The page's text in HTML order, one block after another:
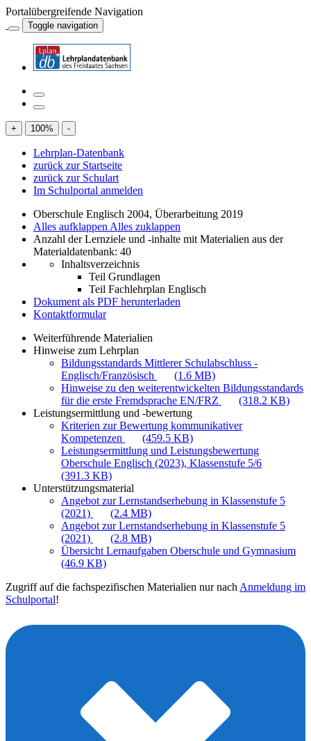
Portalübergreifende Navigation
Toggle navigation
+ 100% -
Lehrplan-Datenbank
zurück zur Startseite
zurück zur Schulart
Im Schulportal anmelden
Oberschule Englisch 2004, Überarbeitung 2019
Alles aufklappen Alles zuklappen
Anzahl der Lernziele und -inhalte mit Materialien aus der
Materialdatenbank: 40
Inhaltsverzeichnis
Teil Grundlagen
Teil Fachlehrplan Englisch
Dokument als PDF herunterladen
Kontaktformular
Weiterführende Materialien
Hinweise zum Lehrplan
Bildungsstandards Mittlerer Schulabschluss -
Englisch/Französisch
(1.6 MB)
Hinweise zu den weiterentwickelten Bildungsstandards
für die erste Fremdsprache EN/FRZ
(318.2 KB)
Leistungsermittlung und -bewertung
Kriterien zur Bewertung kommunikativer
Kompetenzen
(459.5 KB)
Leistungsermittlung und Leistungsbewertung
Oberschule Englisch (2023), Klassenstufe 5/6
(391.3 KB)
Unterstützungsmaterial
Angebot zur Lernstandserhebung in Klassenstufe 5
(2021)
(2.4 MB)
Angebot zur Lernstandserhebung in Klassenstufe 5
(2021)
(2.8 MB)
Übersicht Lernaufgaben Oberschule und Gymnasium
(46.9 KB)
Zugriff auf die fachspezifischen Materialien nur nach Anmeldung im
Schulportal!